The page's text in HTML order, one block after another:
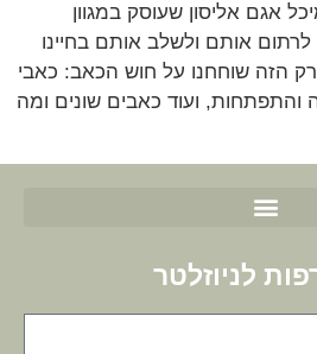
אגם אליסון שעוסק במגוון
אותם ולשלב אותם בחיינו
הזה שוחחנו על חוש הכאב: כאבי
והתפתחות, ועוד כאבים שונים ומה
לניוזלטר